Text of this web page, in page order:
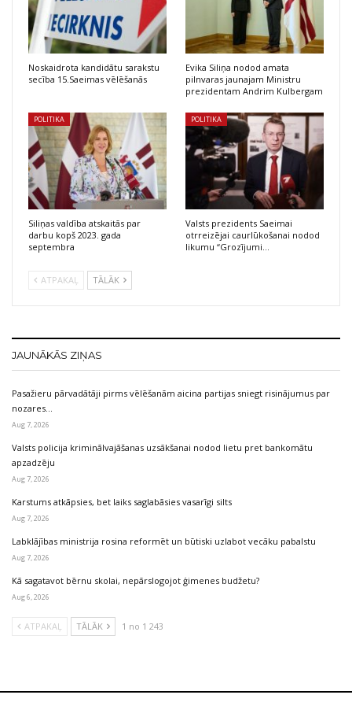
Noskaidrota kandidātu sarakstu
secība 15.Saeimas vēlēšanās
Evika Siliņa nodod amata
pilnvaras jaunajam Ministru
prezidentam Andrim Kulbergam
POLITIKA
Siliņas valdība atskaitās par
darbu kopš 2023. gada
septembra
POLITIKA
Valsts prezidents Saeimai
otrreizējai caurlūkošanai nodod
likumu “Grozījumi…
ATPAKAĻ TĀLĀK
JAUNĀKĀS ZIŅAS
Pasažieru pārvadātāji pirms vēlēšanām aicina partijas sniegt risinājumus par
nozares…
Aug 7, 2026
Valsts policija kriminālvajāšanas uzsākšanai nodod lietu pret bankomātu
apzadzēju
Aug 7, 2026
Karstums atkāpsies, bet laiks saglabāsies vasarīgi silts
Aug 7, 2026
Labklājības ministrija rosina reformēt un būtiski uzlabot vecāku pabalstu
Aug 7, 2026
Kā sagatavot bērnu skolai, nepārslogojot ģimenes budžetu?
Aug 6, 2026
ATPAKAĻ TĀLĀK 1 no 1 243